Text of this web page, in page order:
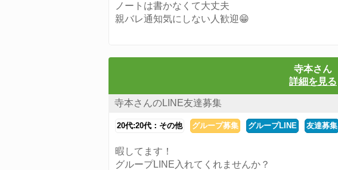
ノートは書かなくて大丈夫
親バレ通知気にしない人歓迎😁
寺本さん
詳細を見る
寺本さんのLINE友達募集
20代:20代：その他 グループ募集 グループLINE 友達募集
暇してます！
グループLINE入れてくれませんか？